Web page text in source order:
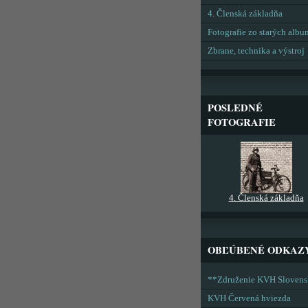
4. Členská základňa
Fotografie zo starých
Zbrane, technika a výstroj
POSLEDNÉ
FOTOGRAFIE
4. Členská základňa
OBĽÚBENÉ
**Združenie KVH
KVH Červená hviezda